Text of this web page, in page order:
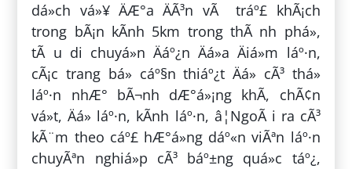
dá»ch vá»¥ ÄÆ°a ÄÃ³n vÃ tráº£ khÃ¡ch
trong bÃ¡n kÃ­nh 5km trong thÃ nh phá»,
tÃ u di chuyá»n Äáº¿n Äá»a Äiá»m láº·n,
cÃ¡c trang bá» cáº§n thiáº¿t Äá» cÃ³ thá»
láº·n nhÆ° bÃ¬nh dÆ°á»¡ng khÃ­, chÃ¢n
vá»t, Äá» láº·n, kÃ­nh láº·n, â¦NgoÃ i ra cÃ³
kÃ¨m theo cáº£ hÆ°á»ng dáº«n viÃªn láº·n
chuyÃªn nghiá»p cÃ³ báº±ng quá»c táº¿,